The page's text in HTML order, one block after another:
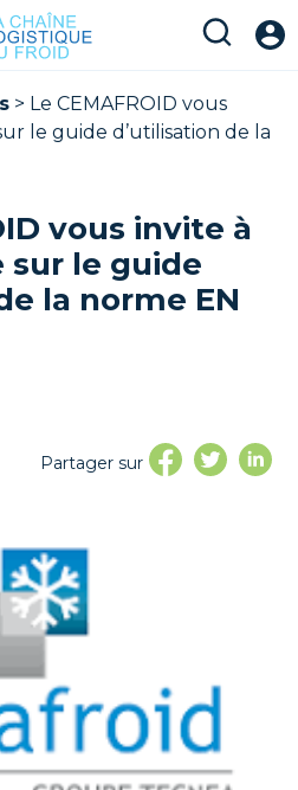
> Le CEMAFROID vous
le guide d’utilisation de la
vous invite à
sur le guide
la norme EN
Partager sur